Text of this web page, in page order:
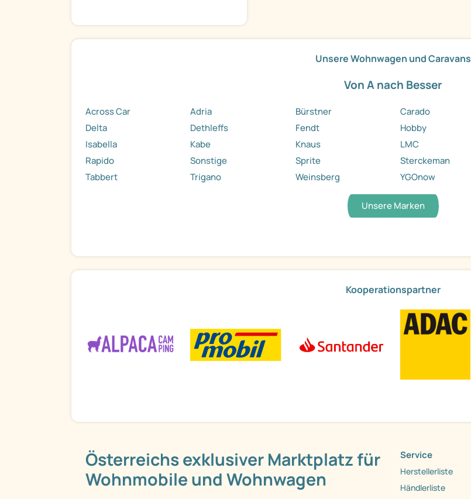
Unsere Wohnwagen und Caravans
Von A nach Besser
Across Car Adria Bürstner Carado
Delta
Dethleffs Fendt Hobby
Isabella
Kabe Knaus LMC
Rapido
Sonstige Sprite Sterckeman
Tabbert
Trigano Weinsberg YGOnow
Unsere Marken
Kooperationspartner
Österreichs exklusiver Marktplatz für
Wohnmobile und Wohnwagen
Service
Herstellerliste
Händlerliste